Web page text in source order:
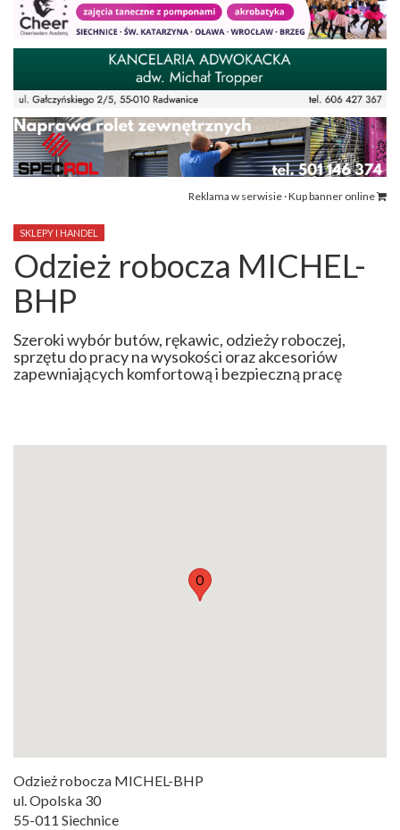
Reklama w serwisie · Kup banner online
SKLEPY I HANDEL
Odzież robocza MICHEL-
BHP
Szeroki wybór butów, rękawic, odzieży roboczej,
sprzętu do pracy na wysokości oraz akcesoriów
zapewniających komfortową i bezpieczną pracę
O
Odzież robocza MICHEL-BHP
ul. Opolska 30
55-011 Siechnice